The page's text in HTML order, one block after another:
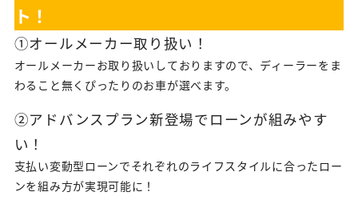
ト！
①オールメーカー取り扱い！
オールメーカーお取り扱いしておりますので、ディーラーをま
わること無くぴったりのお車が選べます。
②アドバンスプラン新登場でローンが組みやす
い！
支払い変動型ローンでそれぞれのライフスタイルに合ったロー
ンを組み方が実現可能に！